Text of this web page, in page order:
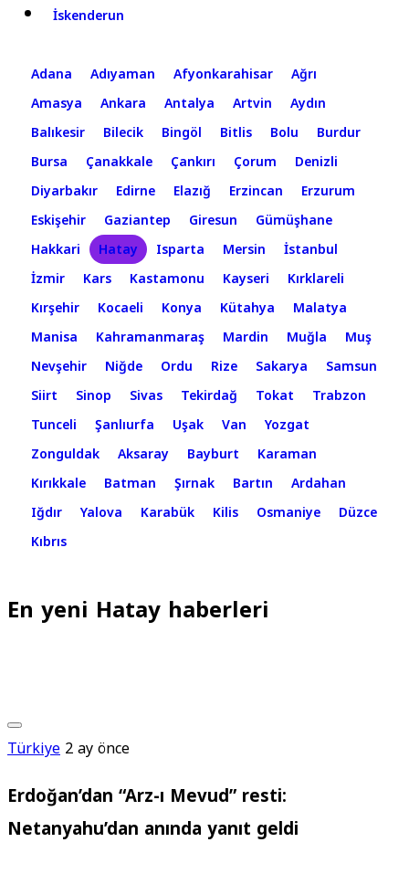
İskenderun
Adana Adıyaman Afyonkarahisar
Ağrı
Amasya
Ankara Antalya Artvin
Aydın
Balıkesir
Bilecik Bingöl Bitlis Bolu
Burdur
Bursa
Çanakkale Çankırı Çorum
Denizli
Diyarbakır
Edirne Elazığ Erzincan
Erzurum
Eskişehir
Gaziantep Giresun
Gümüşhane
Hakkari
Hatay Isparta Mersin
İstanbul
İzmir
Kars Kastamonu Kayseri
Kırklareli
Kırşehir
Kocaeli Konya Kütahya
Malatya
Manisa
Kahramanmaraş Mardin Muğla
Muş
Nevşehir
Niğde Ordu Rize Sakarya
Samsun
Siirt
Sinop Sivas Tekirdağ Tokat
Trabzon
Tunceli
Şanlıurfa Uşak Van
Yozgat
Zonguldak
Aksaray Bayburt
Karaman
Kırıkkale
Batman Şırnak Bartın
Ardahan
Iğdır
Yalova Karabük Kilis Osmaniye
Düzce
Kıbrıs
En yeni Hatay haberleri
Türkiye2 ay önce
Erdoğan’dan “Arz-ı Mevud” resti:
Netanyahu’dan anında yanıt geldi